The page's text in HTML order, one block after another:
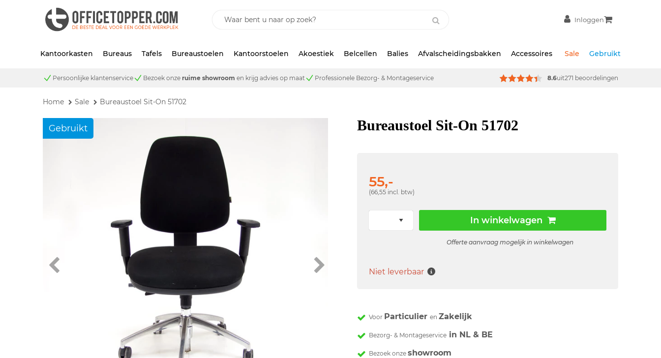
Inloggen
Kantoorkasten Bureaus Tafels Bureaustoelen Kantoorstoelen Akoestiek Belcellen Balies Afvalscheidingsbakken Accessoires Sale Gebruikt
Persoonlijke klantenservice Bezoek onze ruime showroom en krijg advies op maat Professionele Bezorg- & Montageservice 8.6uit271 beoordelingen
Home Sale Bureaustoel Sit-On 51702
Gebruikt Bureaustoel Sit-On 51702
55,-
(66,55 incl. btw)
In winkelwagen
Offerte aanvraag mogelijk in winkelwagen
Niet leverbaar
Voor ParticulierenZakelijk
Bezorg- & Montageservice in NL & BE
Bezoek onzeshowroom